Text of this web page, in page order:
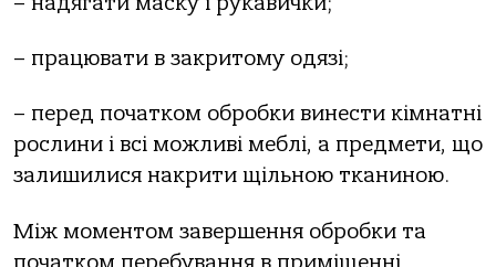
– працювати в закритому одязі;
– перед початком обробки винести кімнатні
рослини і всі можливі меблі, а предмети, що
залишилися накрити щільною тканиною.
Між моментом завершення обробки та